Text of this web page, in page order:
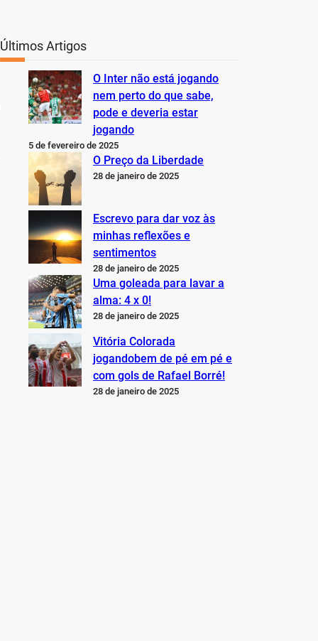
Últimos Artigos
O Inter não está jogando
nem perto do que sabe,
pode e deveria estar
jogando
5 de fevereiro de 2025
O Preço da Liberdade
28 de janeiro de 2025
Escrevo para dar voz às
minhas reflexões e
sentimentos
28 de janeiro de 2025
Uma goleada para lavar a
alma: 4 x 0!
28 de janeiro de 2025
Vitória Colorada
jogandobem de pé em pé e
com gols de Rafael Borré!
28 de janeiro de 2025